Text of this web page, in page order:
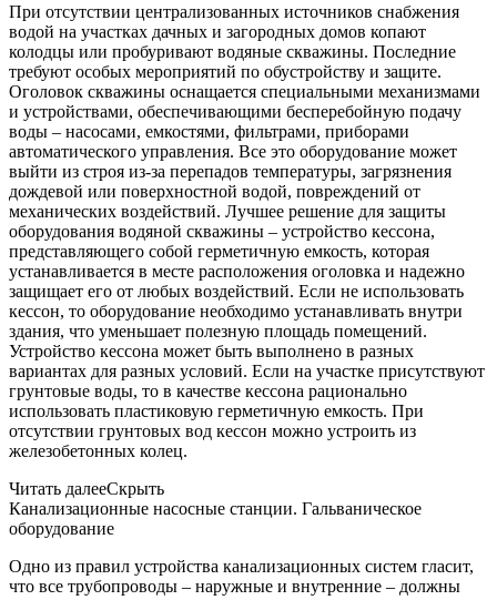
При отсутствии централизованных источников снабжения
водой на участках дачных и загородных домов копают
колодцы или пробуривают водяные скважины. Последние
требуют особых мероприятий по обустройству и защите.
Оголовок скважины оснащается специальными механизмами
и устройствами, обеспечивающими бесперебойную подачу
воды – насосами, емкостями, фильтрами, приборами
автоматического управления. Все это оборудование может
выйти из строя из-за перепадов температуры, загрязнения
дождевой или поверхностной водой, повреждений от
механических воздействий. Лучшее решение для защиты
оборудования водяной скважины – устройство кессона,
представляющего собой герметичную емкость, которая
устанавливается в месте расположения оголовка и надежно
защищает его от любых воздействий. Если не использовать
кессон, то оборудование необходимо устанавливать внутри
здания, что уменьшает полезную площадь помещений.
Устройство кессона может быть выполнено в разных
вариантах для разных условий. Если на участке присутствуют
грунтовые воды, то в качестве кессона рационально
использовать пластиковую герметичную емкость. При
отсутствии грунтовых вод кессон можно устроить из
железобетонных колец.
Читать далееСкрыть
Канализационные насосные станции. Гальваническое
оборудование
Одно из правил устройства канализационных систем гласит,
что все трубопроводы – наружные и внутренние – должны